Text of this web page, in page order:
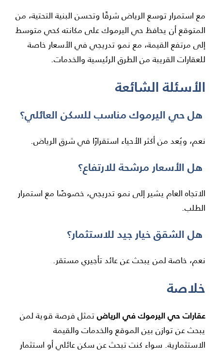
مع استمرار توسع الرياض شرقًا وتحسن البنية التحتية، من
المتوقع أن يحافظ حي اليرموك على مكانته كحي متوسط
إلى مرتفع القيمة، مع نمو تدريجي في الأسعار خاصة
للعقارات القريبة من الطرق الرئيسية والخدمات.
الأسئلة الشائعة
هل حي اليرموك مناسب للسكن العائلي؟
نعم، ويُعد من أكثر الأحياء استقرارًا في شرق الرياض.
هل الأسعار مرشحة للارتفاع؟
الاتجاه العام يشير إلى نمو تدريجي، خصوصًا مع استمرار
الطلب.
هل الشقق خيار جيد للاستثمار؟
نعم، خاصة لمن يبحث عن عائد تأجيري مستقر.
خلاصة
عقارات حي اليرموك في الرياضتمثل فرصة قوية لمن
يبحث عن توازن بين الموقع والخدمات والقيمة
الاستثمارية. سواء كنت تبحث عن سكن عائلي أو استثمار